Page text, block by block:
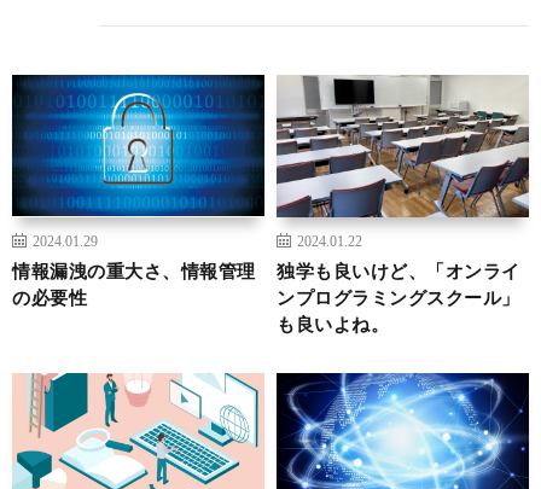
2024.01.29
情報漏洩の重大さ、情報管理
の必要性
2024.01.22
独学も良いけど、「オンライ
ンプログラミングスクール」
も良いよね。